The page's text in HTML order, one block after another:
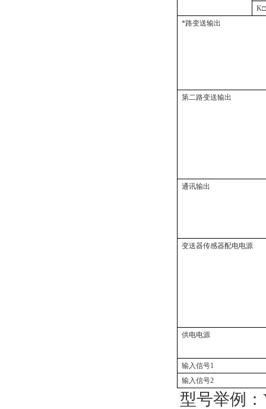
K□
*路变送输出
第二路变送输出
通讯输出
变送器传感器配电电源
供电电源
输入信号1
输入信号2
型号举例：